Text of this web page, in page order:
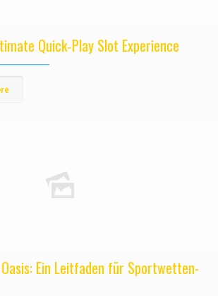
Quick‑Play Slot Experience
Ein Leitfaden für Sportwetten-